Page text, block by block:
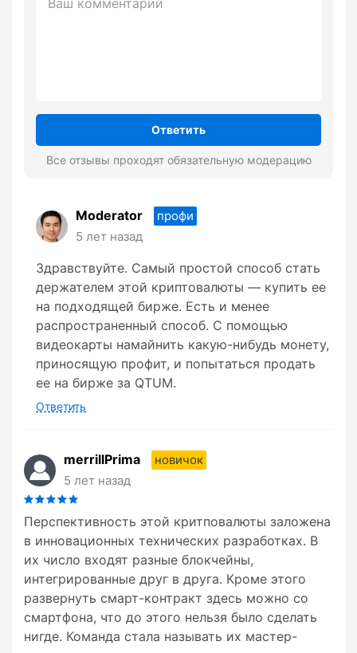
Ответить
Все отзывы проходят обязательную модерацию
Moderator
профи
5 лет назад
Здравствуйте. Самый простой способ стать
держателем этой криптовалюты — купить ее
на подходящей бирже. Есть и менее
распространенный способ. С помощью
видеокарты намайнить какую-нибудь монету,
приносящую профит, и попытаться продать
ее на бирже за QTUM.
Ответить
merrillPrima
новичок
5 лет назад
Перспективность этой критповалюты заложена
в инновационных технических разработках. В
их число входят разные блокчейны,
интегрированные друг в друга. Кроме этого
развернуть смарт-контракт здесь можно со
смартфона, что до этого нельзя было сделать
нигде. Команда стала называть их мастер-